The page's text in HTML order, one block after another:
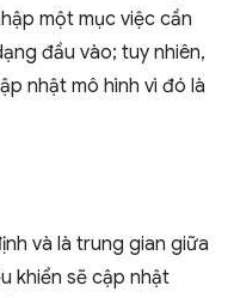
một mục việc cần
đầu vào; tuy nhiên,
nhật mô hình vì đó là
và là trung gian giữa
khiển sẽ cập nhật